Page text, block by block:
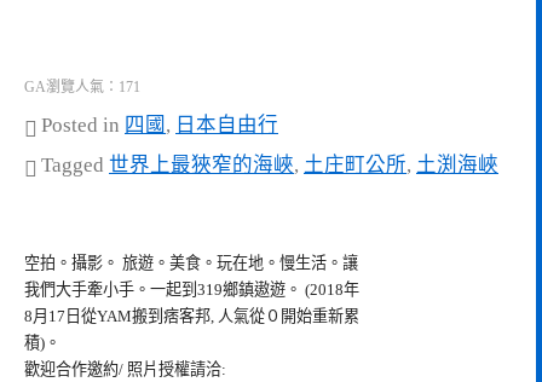
GA瀏覽人氣：171
Posted in 四國 , 日本自由行
Tagged 世界上最狹窄的海峽, 土庄町公所, 土渕海峽
空拍。攝影。 旅遊。美食。玩在地。慢生活。讓
我們大手牽小手。一起到319鄉鎮遨遊。 (2018年
8月17日從YAM搬到痞客邦, 人氣從０開始重新累
積)。
歡迎合作邀約/ 照片授權請洽: